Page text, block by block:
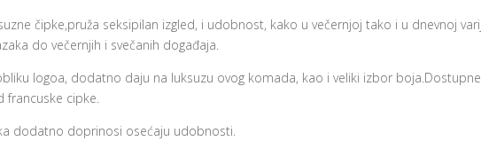
čipke,pruža seksipilan izgled, i udobnost, kako u večernjoj tako i u dnevnoj
do večernjih i svečanih događaja.
logoa, dodatno daju na luksuzu ovog komada, kao i veliki izbor
francuske cipke.
dodatno doprinosi osećaju udobnosti.